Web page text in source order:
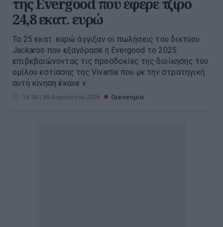
της Evergood που έφερε τζίρο
24,8 εκατ. ευρώ
Τα 25 εκατ. ευρώ άγγιξαν οι πωλήσεις του δικτύου
Jackaroo που εξαγόρασε η Evergood το 2025
επιβεβαιώνοντας τις προσδοκίες της διοίκησης του
ομίλου εστίασης της Vivartia που με την στρατηγική
αυτή κίνηση έκανε ν...
15:30 | 05 Αυγούστου 2026 Οικονομία